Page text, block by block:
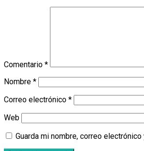
Comentario *
Nombre *
Correo electrónico *
Web
Guarda mi nombre, correo